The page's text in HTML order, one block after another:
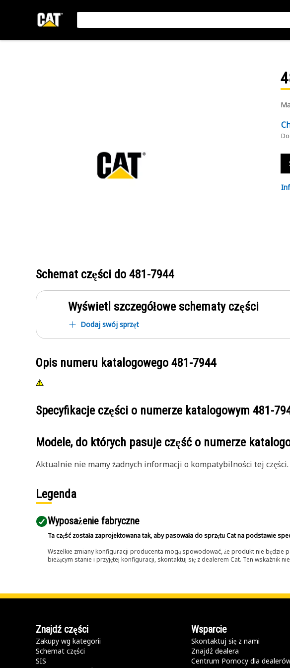
Schemat części do 481-7944
Wyświetl szczegółowe schematy części
Dodaj swój sprzęt
Opis numeru katalogowego 481-7944
Specyfikacje części o numerze katalogowym 481-
Modele, do których pasuje część o numerze
Aktualnie nie mamy żadnych informacji o kompatybilności tej części.
Legenda
Wyposażenie fabryczne
Ta część została zaprojektowana tak, aby pasowała do sprzętu Cat na podstawie
Wszelkie zmiany konfiguracji producenta mogą spowodować, że produkt nie będzie
bieżącym stanie i przyjętej konfiguracji, skontaktuj się z dealerem Cat. Ten wskaźnik
Znajdź części
Zakupy wg kategorii
Schemat części
SIS
Wsparcie
Skontaktuj się z nami
Znajdź dealera
Centrum Pomocy dla